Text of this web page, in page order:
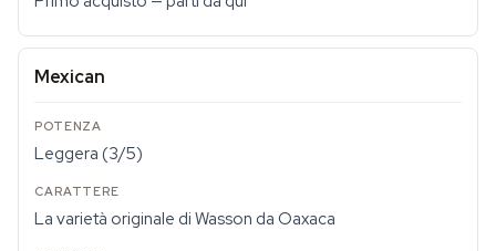
Mexican
Leggera (3/5)
La varietà originale di Wasson da Oaxaca